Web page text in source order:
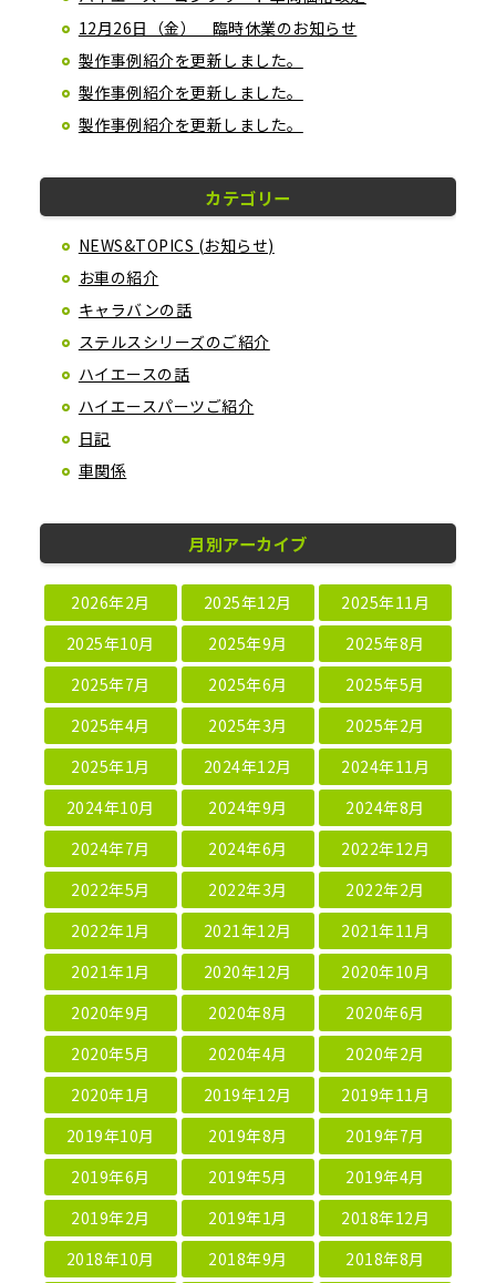
12月26日（金） 臨時休業のお知らせ
製作事例紹介を更新しました。
製作事例紹介を更新しました。
製作事例紹介を更新しました。
カテゴリー
NEWS&TOPICS (お知らせ)
お車の紹介
キャラバンの話
ステルスシリーズのご紹介
ハイエースの話
ハイエースパーツご紹介
日記
車関係
月別アーカイブ
2026年2月 2025年12月
2025年11月
2025年10月
2025年9月
2025年8月
2025年7月
2025年6月
2025年5月
2025年4月
2025年3月
2025年2月
2025年1月
2024年12月
2024年11月
2024年10月
2024年9月
2024年8月
2024年7月
2024年6月
2022年12月
2022年5月
2022年3月
2022年2月
2022年1月
2021年12月
2021年11月
2021年1月
2020年12月
2020年10月
2020年9月
2020年8月
2020年6月
2020年5月
2020年4月
2020年2月
2020年1月
2019年12月
2019年11月
2019年10月
2019年8月
2019年7月
2019年6月
2019年5月
2019年4月
2019年2月
2019年1月
2018年12月
2018年10月
2018年9月
2018年8月